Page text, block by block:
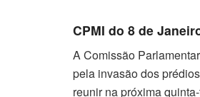
CPMI do 8 de
A Comissão
pela invasão dos
reunir na próxima